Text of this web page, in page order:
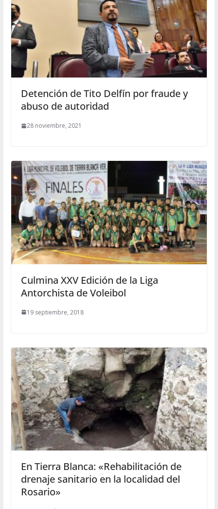
Detención de Tito Delfín por fraude y
abuso de autoridad
28 noviembre, 2021
Culmina XXV Edición de la Liga
Antorchista de Voleibol
19 septiembre, 2018
En Tierra Blanca: «Rehabilitación de
drenaje sanitario en la localidad del
Rosario»